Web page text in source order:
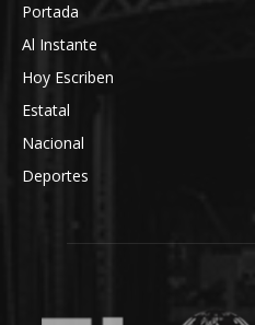
Portada
Al Instante
Hoy Escriben
Estatal
Nacional
Deportes